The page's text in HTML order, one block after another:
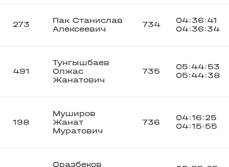
273
Пак Станислав
Алексеевич
734
04:36:41
04:36:34
491
Тунгышбаев
Олжас
Жанатович
735
05:44:53
05:44:38
198
Муширов
Жанат
Муратович
736
04:16:25
04:15:55
Оразбеков